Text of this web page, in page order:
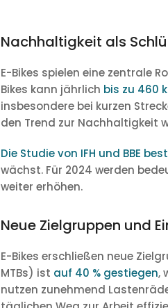
Nachhaltigkeit als
E-Bikes spielen eine zentrale
Bikes kann jährlich bis zu 460
insbesondere bei kurzen
den Trend zur Nachhaltigkeit
Die Studie von IFH und BBE
wächst. Für 2024 werden
weiter erhöhen.
Neue Zielgruppen und
E-Bikes erschließen neue
MTBs) ist auf 40 % gestiegen,
nutzen zunehmend